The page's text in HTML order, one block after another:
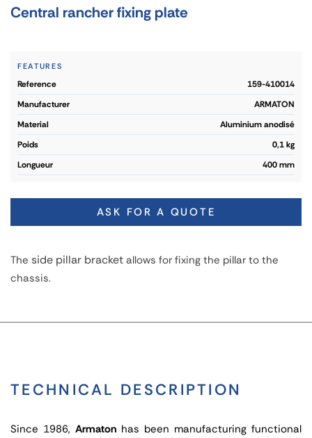
Central rancher fixing plate
FEATURES
reference
159-410014
manufacturer
ARMATON
material
Aluminium anodisé
poids
0,1 kg
longueur
400 mm
ASK FOR A QUOTE
The side pillar bracket allows for fixing the pillar to the
chassis.
TECHNICAL DESCRIPTION
Since 1986, Armaton has been manufacturing functional